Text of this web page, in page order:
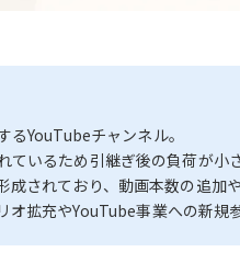
YouTubeチャンネル。
ているため引継ぎ後の負荷が小
成されており、動画本数の追加
拡充やYouTube事業への新規